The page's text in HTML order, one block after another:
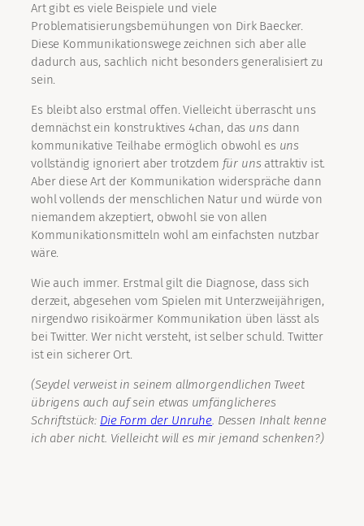
Art gibt es viele Beispiele und viele
Problematisierungsbemühungen von Dirk Baecker.
Diese Kommunikationswege zeichnen sich aber alle
dadurch aus, sachlich nicht besonders generalisiert zu
sein.
Es bleibt also erstmal offen. Vielleicht überrascht uns
demnächst ein konstruktives 4chan, das uns dann
kommunikative Teilhabe ermöglich obwohl es uns
vollständig ignoriert aber trotzdem für uns attraktiv ist.
Aber diese Art der Kommunikation widerspräche dann
wohl vollends der menschlichen Natur und würde von
niemandem akzeptiert, obwohl sie von allen
Kommunikationsmitteln wohl am einfachsten nutzbar
wäre.
Wie auch immer. Erstmal gilt die Diagnose, dass sich
derzeit, abgesehen vom Spielen mit Unterzweijährigen,
nirgendwo risikoärmer Kommunikation üben lässt als
bei Twitter. Wer nicht versteht, ist selber schuld. Twitter
ist ein sicherer Ort.
(Seydel verweist in seinem allmorgendlichen Tweet
übrigens auch auf sein etwas umfänglicheres
Schriftstück: Die Form der Unruhe. Dessen Inhalt kenne
ich aber nicht. Vielleicht will es mir jemand schenken?)